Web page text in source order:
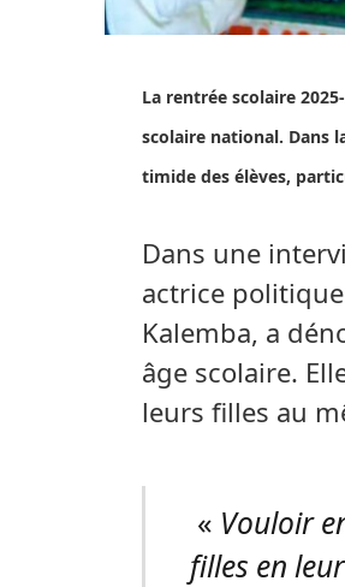
La rentrée scolaire
scolaire national. Dans
timide des élèves,
Dans une
actrice
Kalemba, a
âge scolaire.
leurs filles au
« Vouloir
filles en